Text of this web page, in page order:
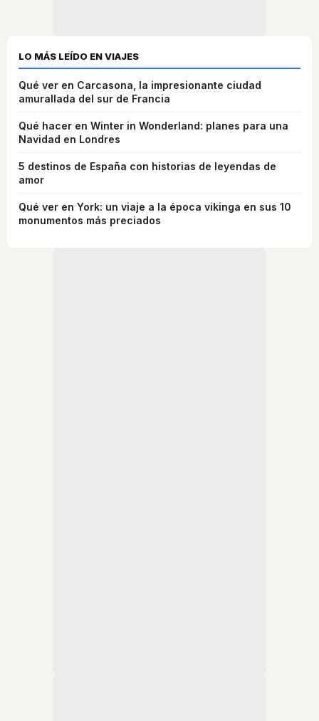
LO MÁS LEÍDO EN VIAJES
Qué ver en Carcasona, la impresionante ciudad
amurallada del sur de Francia
Qué hacer en Winter in Wonderland: planes para una
Navidad en Londres
5 destinos de España con historias de leyendas de
amor
Qué ver en York: un viaje a la época vikinga en sus 10
monumentos más preciados